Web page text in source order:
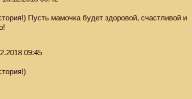
Пусть мамочка будет здоровой, счастливой и
09:45